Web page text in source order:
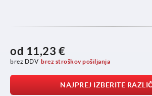
od 11,23 €
brez DDV brez stroškov pošiljanja
NAJPREJ IZBERITE